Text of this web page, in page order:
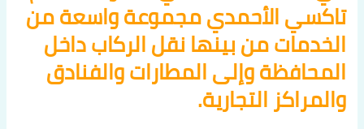
تاكسي الأحمدي مجموعة واسعة من
الخدمات من بينها نقل الركاب داخل
المحافظة وإلى المطارات والفنادق
والمراكز التجارية.